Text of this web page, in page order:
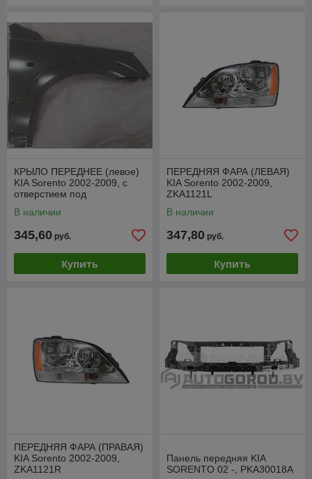
КРЫЛО ПЕРЕДНЕЕ (левое)
KIA Sorento 2002-2009, с
отверстием под
расширитель, OE 66321-
В наличии
345,60 руб.
Купить
ПЕРЕДНЯЯ ФАРА (ЛЕВАЯ)
KIA Sorento 2002-2009,
ZKA1121L
В наличии
347,80 руб.
Купить
ПЕРЕДНЯЯ ФАРА (ПРАВАЯ)
KIA Sorento 2002-2009,
ZKA1121R
Панель передняя KIA
SORENTO 02 -, PKA30018A